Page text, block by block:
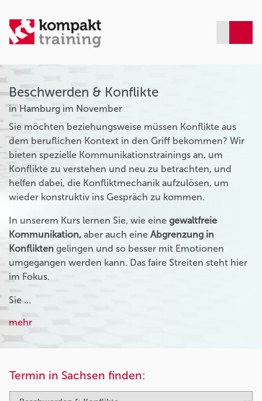
Beschwerden & Konflikte
in Hamburg im November
Sie möchten beziehungsweise müssen Konflikte aus
dem beruflichen Kontext in den Griff bekommen? Wir
bieten spezielle Kommunikationstrainings an, um
Konflikte zu verstehen und neu zu betrachten, und
helfen dabei, die Konfliktmechanik aufzulösen, um
wieder konstruktiv ins Gespräch zu kommen.
In unserem Kurs lernen Sie, wie eine gewaltfreie
Kommunikation, aber auch eine Abgrenzung in
Konflikten gelingen und so besser mit Emotionen
umgegangen werden kann. Das faire Streiten steht hier
im Fokus.
Sie …
mehr
Termin in Sachsen finden: